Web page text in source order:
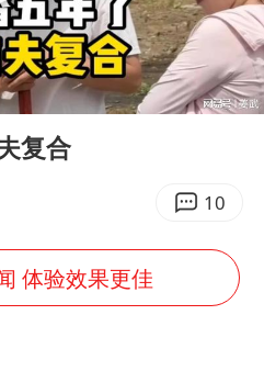
美国将对多晶硅衍生品加征15%关税
的“青海拉面”店
泰高官回应中国人在泰遭歧视：全面调查
震撼瞬间
男子杀人后逃进深山21年活得像野人
鸿未来对中国无影响
08:00
复合
10
体验效果更佳